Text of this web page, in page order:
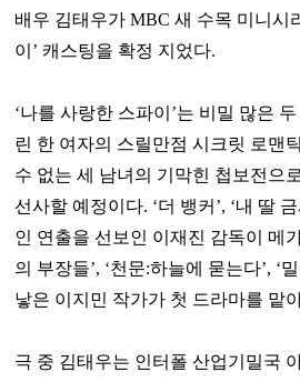
배우 김태우가 MBC 새 수목 미니시
이’ 캐스팅을 확정 지었다.
‘나를 사랑한 스파이’는 비밀 많은
린 한 여자의 스릴만점 시크릿 로맨
수 없는 세 남녀의 기막힌 첩보전으
선사할 예정이다. ‘더 뱅커’, ‘내 딸
인 연출을 선보인 이재진 감독이 메
의 부장들’, ‘천문:하늘에 묻는다’, ‘
낳은 이지민 작가가 첫 드라마를 맡
극 중 김태우는 인터폴 산업기밀국